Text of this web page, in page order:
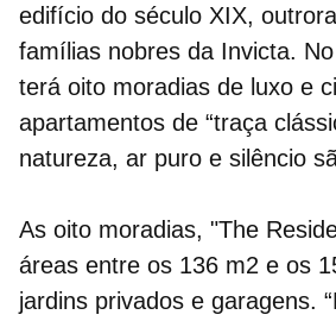
edifício do século XIX,
famílias nobres da Invicta.
terá oito moradias de luxo e
apartamentos de “traça
natureza, ar puro e silêncio
As oito moradias, "The
áreas entre os 136 m2 e os
jardins privados e garagens.